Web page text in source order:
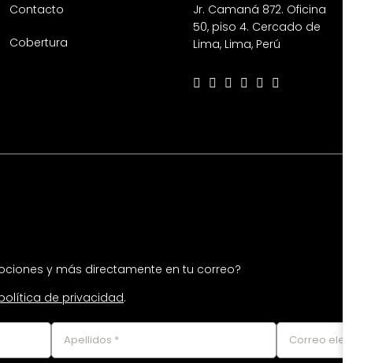
Contacto
Cobertura
Jr. Camaná 872. Oficina
50, piso 4. Cercado de
Lima, Lima, Perú
y más directamente en tu correo?
de privacidad.